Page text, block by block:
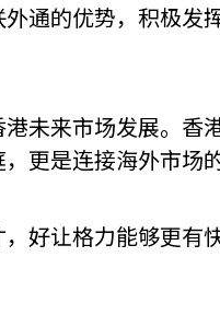
通的优势，积极发
未来市场发展。香
更是连接海外市场
好让格力能够更有